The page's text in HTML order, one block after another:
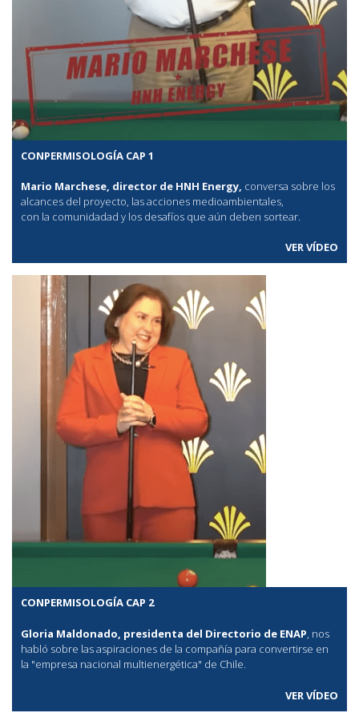
CONPERMISOLOGÍA CAP 1
Mario Marchese, director de HNH Energy, conversa sobre los
alcances del proyecto, las acciones medioambientales,
con la comunidadad y los desafíos que aún deben sortear.
VER VÍDEO
CONPERMISOLOGÍA CAP 2
Gloria Maldonado, presidenta del Directorio de ENAP, nos
habló sobre las aspiraciones de la compañía para convertirse en
la "empresa nacional multienergética" de Chile.
VER VÍDEO